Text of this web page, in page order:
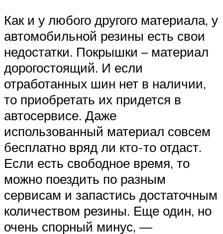
Как и у любого другого материала, у
автомобильной резины есть свои
недостатки. Покрышки – материал
дорогостоящий. И если
отработанных шин нет в наличии,
то приобретать их придется в
автосервисе. Даже
использованный материал совсем
бесплатно вряд ли кто-то отдаст.
Если есть свободное время, то
можно поездить по разным
сервисам и запастись достаточным
количеством резины. Еще один, но
очень спорный минус, —